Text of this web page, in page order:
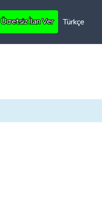
Ücretsiz İlan Ver Türkçe